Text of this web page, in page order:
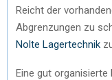
Reicht der
Abgrenzungen zu
Nolte Lagertechnik
Eine gut